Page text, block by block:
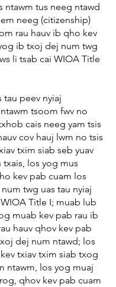
ntawm tus neeg ntawd
neeg (citizenship)
rau hauv ib qho kev
ib txoj dej num twg
li tsab cai WIOA Title
tau peev nyiaj
tsoom fwv no
cais neeg yam tsis
cov hauj lwm no tsis
txim siab seb yuav
los yog mus
kev pab cuam los
twg uas tau nyiaj
Title I; muab lub
muab kev pab rau ib
hauv qhov kev pab
dej num ntawd; los
txiav txim siab txog
ntawm, los yog muaj
qhov kev pab cuam